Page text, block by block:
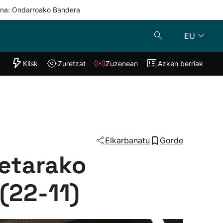
Ondarroako Bandera
EU
"Helmuga"
Klisk Zuzenean
Klisk Zuretzat Zuzenean Azken berriak
Elkarbanatu Gorde
11)